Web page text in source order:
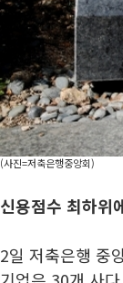
(사진=저축은행중앙회)
신용점수 최하위
2일 저축은행 중